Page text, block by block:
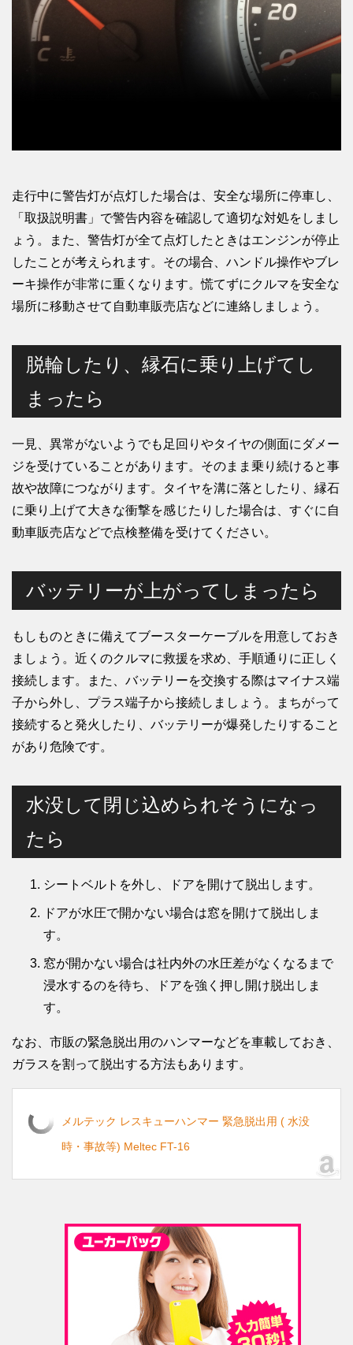
走行中に警告灯が点灯した場合は、安全な場所に停車し、
「取扱説明書」で警告内容を確認して適切な対処をしまし
ょう。また、警告灯が全て点灯したときはエンジンが停止
したことが考えられます。その場合、ハンドル操作やブレ
ーキ操作が非常に重くなります。慌てずにクルマを安全な
場所に移動させて自動車販売店などに連絡しましょう。
脱輪したり、縁石に乗り上げてし
まったら
一見、異常がないようでも足回りやタイヤの側面にダメー
ジを受けていることがあります。そのまま乗り続けると事
故や故障につながります。タイヤを溝に落としたり、縁石
に乗り上げて大きな衝撃を感じたりした場合は、すぐに自
動車販売店などで点検整備を受けてください。
バッテリーが上がってしまったら
もしものときに備えてブースターケーブルを用意しておき
ましょう。近くのクルマに救援を求め、手順通りに正しく
接続します。また、バッテリーを交換する際はマイナス端
子から外し、プラス端子から接続しましょう。まちがって
接続すると発火したり、バッテリーが爆発したりすること
があり危険です。
水没して閉じ込められそうになっ
たら
シートベルトを外し、ドアを開けて脱出します。
ドアが水圧で開かない場合は窓を開けて脱出しま
す。
窓が開かない場合は社内外の水圧差がなくなるまで
浸水するのを待ち、ドアを強く押し開け脱出しま
す。
なお、市販の緊急脱出用のハンマーなどを車載しておき、
ガラスを割って脱出する方法もあります。
メルテック レスキューハンマー 緊急脱出用 ( 水没
時・事故等) Meltec FT-16